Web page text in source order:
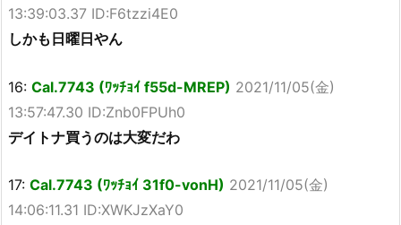
13:39:03.37 ID:F6tzzi4E0
しかも日曜日やん
16: Cal.7743 (ﾜｯﾁｮｲ f55d-MREP) 2021/11/05(金)
13:57:47.30 ID:Znb0FPUh0
デイトナ買うのは大変だわ
17: Cal.7743 (ﾜｯﾁｮｲ 31f0-vonH) 2021/11/05(金)
14:06:11.31 ID:XWKJzXaY0